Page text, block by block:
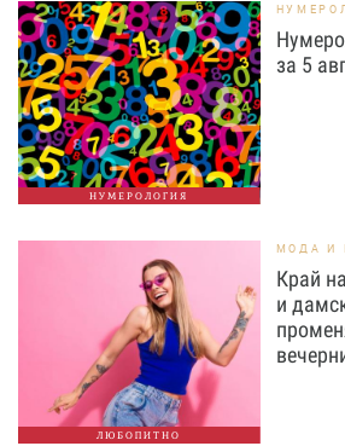
НУМЕРОЛОГИЯ
за 5
ЛЮБОПИТНО
МОДА И
Край
и